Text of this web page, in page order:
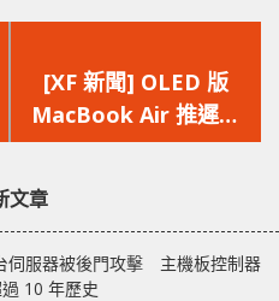
一
篇
文
[XF 新聞] OLED 版
MacBook Air 推遲至
2029 因 iPad Pro 銷
文章
伺服器被後門攻擊 主機板控制器
10 年歷史